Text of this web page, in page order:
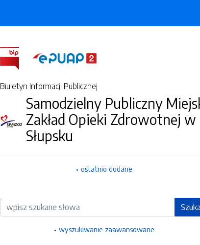
Biuletyn Informacji Publicznej
Samodzielny Publiczny
Zakład Opieki Zdrowotnej w
Słupsku
ostatnio dodane
Wyszukiwarka
wyszukiwanie zaawansowane